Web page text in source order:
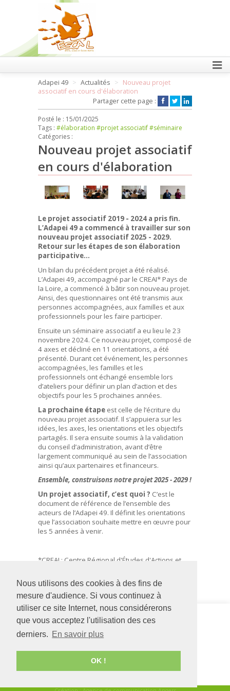
Nous utilisons des cookies à des fins de
mesure d'audience. Si vous continuez à
utiliser ce site Internet, nous considérerons
que vous acceptez l'utilisation des ces
derniers. En savoir plus
OK !
FAIRE UN DON
Adapei 49 Actualités
Nouveau projet
associatif en cours d'élaboration
Partager cette page :
Posté le : 15/01/2025
Tags : #élaboration #projet associatif#séminaire
Catégories :
Nouveau projet associatif
en cours d'élaboration
Le projet associatif 2019 - 2024 a pris fin.
L’Adapei 49 a commencé à travailler sur son
nouveau projet associatif 2025 - 2029.
Retour sur les étapes de son élaboration
participative…
Un bilan du précédent projet a été réalisé.
L’Adapei 49, accompagné par le CREAI* Pays de
la Loire, a commencé à bâtir son nouveau projet.
Ainsi, des questionnaires ont été transmis aux
personnes accompagnées, aux familles et aux
professionnels pour les faire participer.
Ensuite un séminaire associatif a eu lieu le 23
novembre 2024. Ce nouveau projet, composé de
4 axes et décliné en 11 orientations, a été
présenté. Durant cet événement, les personnes
accompagnées, les familles et les
professionnels ont échangé ensemble lors
d’ateliers pour définir un plan d’action et des
objectifs pour les 5 prochaines années.
La prochaine étape est celle de l’écriture du
nouveau projet associatif. Il s’appuiera sur les
idées, les axes, les orientations et les objectifs
partagés. Il sera ensuite soumis à la validation
du conseil d’administration, avant d’être
largement communiqué au sein de l’association
ainsi qu’aux partenaires et financeurs.
Ensemble, construisons notre projet 2025 - 2029 !
Un projet associatif, c’est quoi ? C’est le
document de référence de l’ensemble des
acteurs de l’Adapei 49. Il définit les orientations
que l’association souhaite mettre en œuvre pour
les 5 années à venir.
*CREAI : Centre Régional d'Études d'Actions et
situation de vulnérabilité
Siège social
-BP 71857
01
02 41 68 98 50
www.adapei49.asso.fr
ESCA'L
02 41 22 06 70